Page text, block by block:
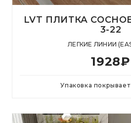
LVT ПЛИТКА
3-22
ЛЕГКИЕ ЛИНИИ
1928₽
Упаковка покрывает